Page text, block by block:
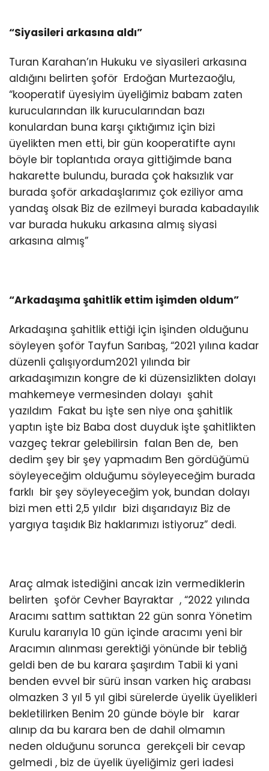
“Siyasileri arkasına aldı”
Turan Karahan’ın Hukuku ve siyasileri arkasına
aldığını belirten şoför Erdoğan Murtezaoğlu,
“kooperatif üyesiyim üyeliğimiz babam zaten
kurucularından ilk kurucularından bazı
konulardan buna karşı çıktığımız için bizi
üyelikten men etti, bir gün kooperatifte aynı
böyle bir toplantıda oraya gittiğimde bana
hakarette bulundu, burada çok haksızlık var
burada şoför arkadaşlarımız çok eziliyor ama
yandaş olsak Biz de ezilmeyi burada kabadayılık
var burada hukuku arkasına almış siyasi
arkasına almış”
“Arkadaşıma şahitlik ettim işimden oldum”
Arkadaşına şahitlik ettiği için işinden olduğunu
söyleyen şoför Tayfun Sarıbaş, “2021 yılına kadar
düzenli çalışıyordum2021 yılında bir
arkadaşımızın kongre de ki düzensizlikten dolayı
mahkemeye vermesinden dolayı şahit
yazıldım Fakat bu işte sen niye ona şahitlik
yaptın işte biz Baba dost duyduk işte şahitlikten
vazgeç tekrar gelebilirsin falan Ben de, ben
dedim şey bir şey yapmadım Ben gördüğümü
söyleyeceğim olduğumu söyleyeceğim burada
farklı bir şey söyleyeceğim yok, bundan dolayı
bizi men etti 2,5 yıldır bizi dışarıdayız Biz de
yargıya taşıdık Biz haklarımızı istiyoruz” dedi.
Araç almak istediğini ancak izin vermediklerin
belirten şoför Cevher Bayraktar , “2022 yılında
Aracımı sattım sattıktan 22 gün sonra Yönetim
Kurulu kararıyla 10 gün içinde aracımı yeni bir
Aracımın alınması gerektiği yönünde bir tebliğ
geldi ben de bu karara şaşırdım Tabii ki yani
benden evvel bir sürü insan varken hiç arabası
olmazken 3 yıl 5 yıl gibi sürelerde üyelik üyelikleri
bekletilirken Benim 20 günde böyle bir karar
alınıp da bu karara ben de dahil olmamın
neden olduğunu sorunca gerekçeli bir cevap
gelmedi , biz de üyelik üyeliğimiz geri iadesi